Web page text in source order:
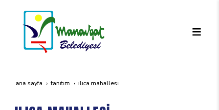
ana sayfa tanıtım ilica mahallesi̇